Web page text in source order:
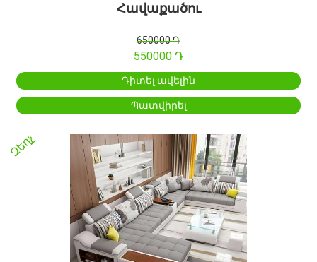
Հավաքածու
650000 Դ
550000 Դ
Դիտել ավելին
Պատվիրել
Զեղչ